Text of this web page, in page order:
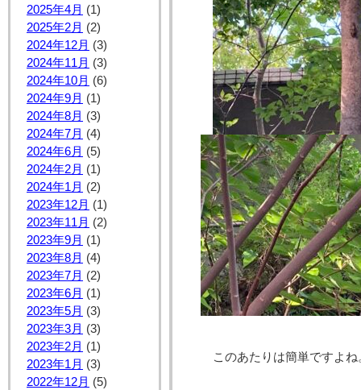
2025年4月 (1)
2025年2月 (2)
2024年12月 (3)
2024年11月 (3)
2024年10月 (6)
2024年9月 (1)
2024年8月 (3)
2024年7月 (4)
2024年6月 (5)
2024年2月 (1)
2024年1月 (2)
2023年12月 (1)
2023年11月 (2)
2023年9月 (1)
2023年8月 (4)
2023年7月 (2)
2023年6月 (1)
2023年5月 (3)
2023年3月 (3)
2023年2月 (1)
2023年1月 (3)
2022年12月 (5)
このあたりは簡単ですよ